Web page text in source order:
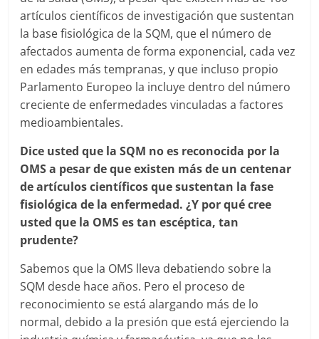
artículos científicos de investigación que sustentan
la base fisiológica de la SQM, que el número de
afectados aumenta de forma exponencial, cada vez
en edades más tempranas, y que incluso propio
Parlamento Europeo la incluye dentro del número
creciente de enfermedades vinculadas a factores
medioambientales.
Dice usted que la SQM no es reconocida por la
OMS a pesar de que existen más de un centenar
de artículos científicos que sustentan la fase
fisiológica de la enfermedad. ¿Y por qué cree
usted que la OMS es tan escéptica, tan
prudente?
Sabemos que la OMS lleva debatiendo sobre la
SQM desde hace años. Pero el proceso de
reconocimiento se está alargando más de lo
normal, debido a la presión que está ejerciendo la